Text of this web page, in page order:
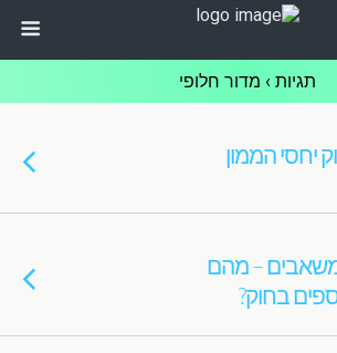
תגיות › מדור חלופי
יחסי הממון
משאבים – מהם
בחוק?